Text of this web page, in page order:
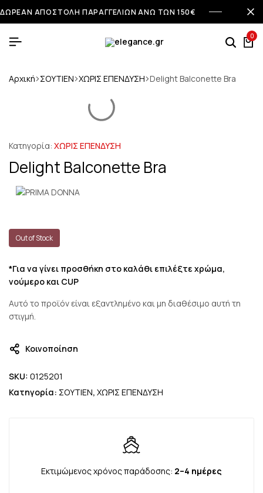
ΔΩΡΕΑΝ ΑΠΟΣΤΟΛΗ ΠΑΡΑΓΓΕΛΙΩΝ ΑΝΩ ΤΩΝ 150€
0
Αρχική ΣΟΥΤΙΕΝ ΧΩΡΙΣ ΕΠΕΝΔΥΣΗ Delight Balconette Bra
Κατηγορία: ΧΩΡΙΣ ΕΠΕΝΔΥΣΗ
Delight Balconette Bra
Out of Stock
*Για να γίνει προσθήκη στο καλάθι επιλέξτε χρώμα,
νούμερο και CUP
Αυτό το προϊόν είναι εξαντλημένο και μη διαθέσιμο αυτή τη
στιγμή.
Κοινοποίηση
SKU: 0125201
Κατηγορία: ΣΟΥΤΙΕΝ, ΧΩΡΙΣ ΕΠΕΝΔΥΣΗ
Εκτιμώμενος χρόνος παράδοσης: 2–4 ημέρες